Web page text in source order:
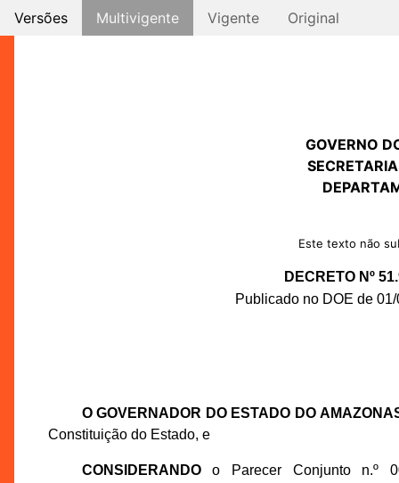
Versões Multivigente Vigente Original
GOVERNO
Este texto não
DECRETO Nº
Publicado no DOE de
O GOVERNADOR DO ESTADO DO
Constituição do Estado, e
CONSIDERANDOo Parecer Conjunto n.º